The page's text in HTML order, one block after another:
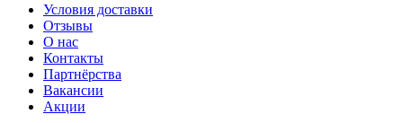
Условия доставки
Отзывы
О нас
Контакты
Партнёрства
Вакансии
Акции